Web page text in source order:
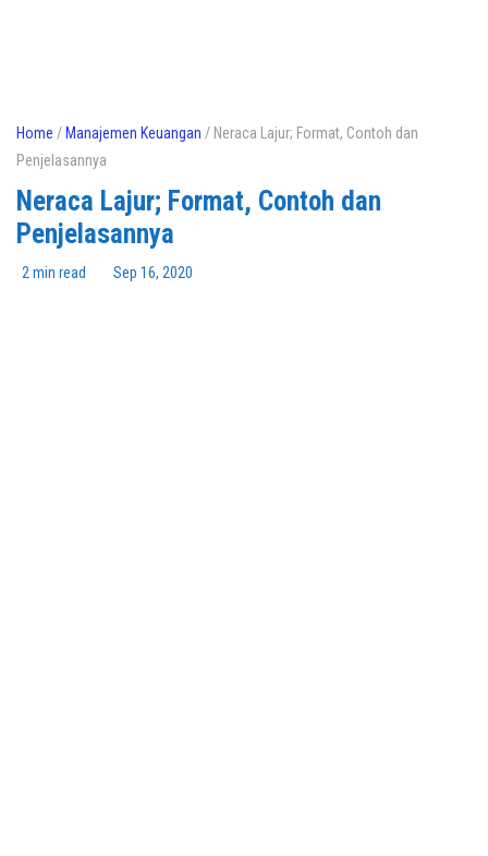
Home / Manajemen Keuangan / Neraca Lajur; Format, Contoh dan
Penjelasannya
Neraca Lajur; Format, Contoh dan
Penjelasannya
2 min read Sep 16, 2020